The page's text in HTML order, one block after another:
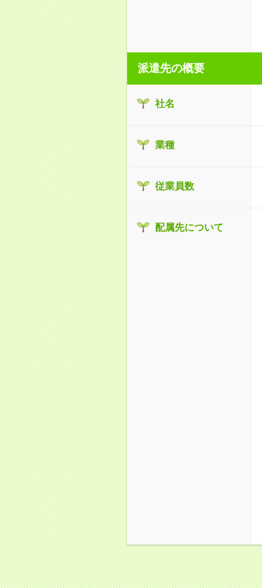
派遣先の概要
社名
業種
従業員数
配属先について